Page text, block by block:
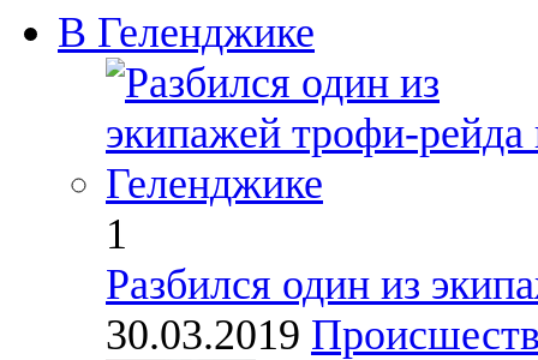
В Геленджике
1
Разбился один из
30.03.2019